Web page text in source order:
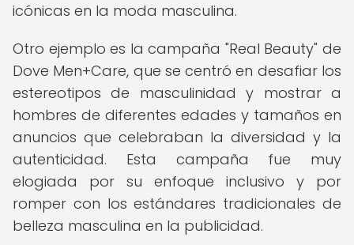
icónicas en la moda masculina.
Otro ejemplo es la campaña "Real Beauty" de
Dove Men+Care, que se centró en desafiar los
estereotipos de masculinidad y mostrar a
hombres de diferentes edades y tamaños en
anuncios que celebraban la diversidad y la
autenticidad. Esta campaña fue muy
elogiada por su enfoque inclusivo y por
romper con los estándares tradicionales de
belleza masculina en la publicidad.